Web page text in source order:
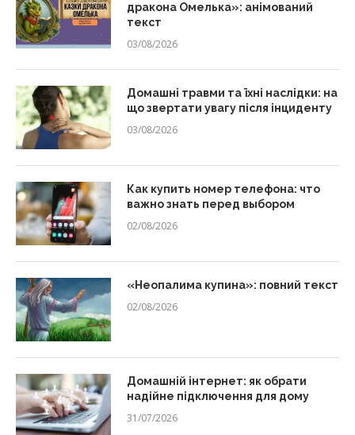
дракона Омелька»: анімований
текст
03/08/2026
Домашні травми та їхні наслідки: на
що звертати увагу після інциденту
03/08/2026
Как купить номер телефона: что
важно знать перед выбором
02/08/2026
«Неопалима купина»: повний текст
02/08/2026
Домашній інтернет: як обрати
надійне підключення для дому
31/07/2026